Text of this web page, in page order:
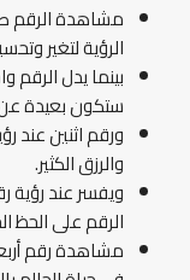
مشاهدة الرقم
الرؤية لتغير
بينما يدل الرقم
ستكون بعيدة
ورقم اثنين عند
والرزق الكثير.
ويفسر عند رؤية
الرقم على الحظ
مشاهدة رقم